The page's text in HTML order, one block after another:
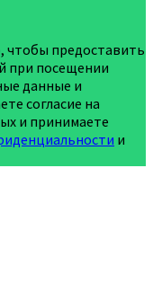
чтобы предоставить
при посещении
данные и
согласие на
и принимаете
и